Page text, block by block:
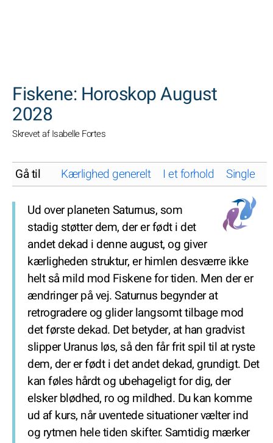
Fiskene: Horoskop August
2028
Skrevet af Isabelle Fortes
Gå til Kærlighed generelt I et forhold Single
Ud over planeten Saturnus, som
stadig støtter dem, der er født i det
andet dekad i denne august, og giver
kærligheden struktur, er himlen desværre ikke
helt så mild mod Fiskene for tiden. Men der er
ændringer på vej. Saturnus begynder at
retrogradere og glider langsomt tilbage mod
det første dekad. Det betyder, at han gradvist
slipper Uranus løs, så den får frit spil til at ryste
dem, der er født i det andet dekad, grundigt. Det
kan føles hårdt og ubehageligt for dig, der
elsker blødhed, ro og mildhed. Du kan komme
ud af kurs, når uventede situationer vælter ind
og rytmen hele tiden skifter. Samtidig mærker